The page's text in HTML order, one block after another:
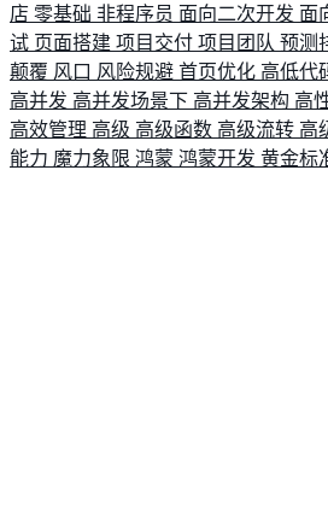
店 零基础 非程序员 面向二次开发 面
试 页面搭建 项目交付 项目团队 预测
颠覆 风口 风险规避 首页优化 高低代
高并发 高并发场景下 高并发架构 高
高效管理 高级 高级函数 高级流转 高
能力 魔力象限 鸿蒙 鸿蒙开发 黄金标